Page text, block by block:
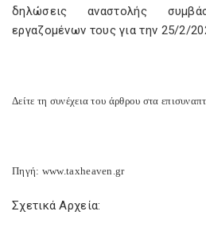
δηλώσεις αναστολής
εργαζομένων τους για την 25/2/
Δείτε τη συνέχεια του άρθρου στα
Πηγή: www.taxheaven.gr
Σχετικά Αρχεία: